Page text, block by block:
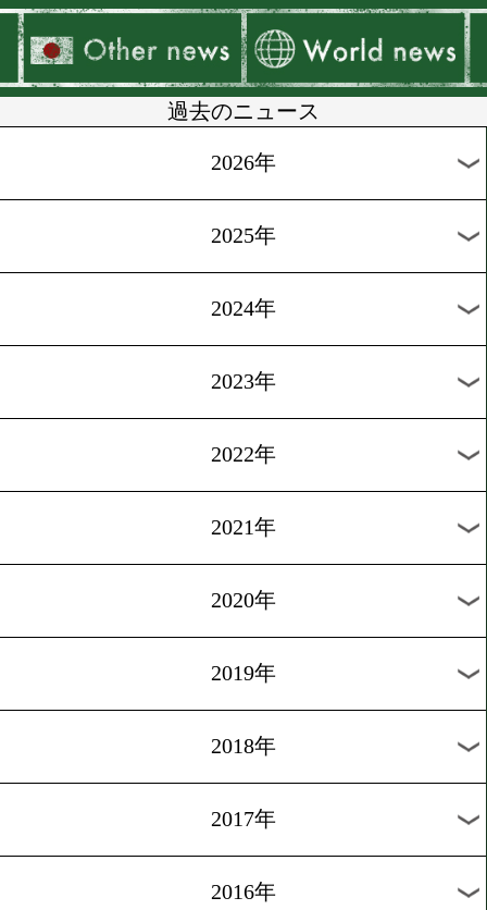
新着 ダイエット
過去のニュース
2026年
2025年
2023年
2021年
2020年